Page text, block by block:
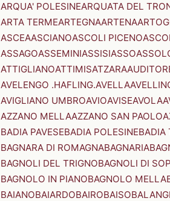
ARQUA' POLESINEARQUATA DEL
ARTA TERMEARTEGNAARTENA
ASCEAASCIANOASCOLI PICENO
ASSAGOASSEMINIASSISIASSO
ATTIGLIANOATTIMISATZARA
AVELENGO .HAFLING.AVELLA
AVIGLIANO UMBROAVIOAVISEAVOLA
AZZANO MELLAAZZANO SAN PAOLO
BADIA PAVESEBADIA POLESINEBADIA
BAGNARA DI ROMAGNABAGNARIA
BAGNOLI DEL TRIGNOBAGNOLI DI
BAGNOLO IN PIANOBAGNOLO MELLA
BAIANOBAIARDOBAIROBAISO